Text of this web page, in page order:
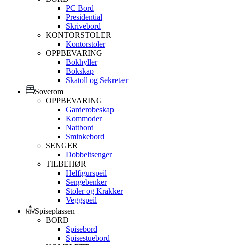
PC Bord
Presidential
Skrivebord
KONTORSTOLER
Kontorstoler
OPPBEVARING
Bokhyller
Bokskap
Skatoll og Sekretær
Soverom
OPPBEVARING
Garderobeskap
Kommoder
Nattbord
Sminkebord
SENGER
Dobbeltsenger
TILBEHØR
Helfigurspeil
Sengebenker
Stoler og Krakker
Veggspeil
Spiseplassen
BORD
Spisebord
Spisestuebord